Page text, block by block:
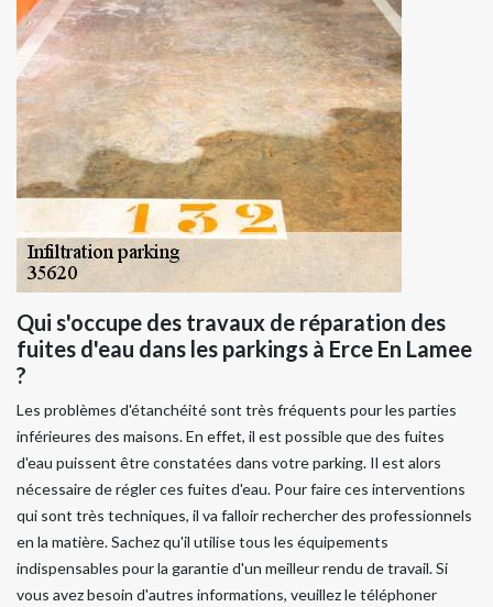
Qui s'occupe des travaux de réparation des
fuites d'eau dans les parkings à Erce En Lamee
?
Les problèmes d'étanchéité sont très fréquents pour les parties
inférieures des maisons. En effet, il est possible que des fuites
d'eau puissent être constatées dans votre parking. Il est alors
nécessaire de régler ces fuites d'eau. Pour faire ces interventions
qui sont très techniques, il va falloir rechercher des professionnels
en la matière. Sachez qu'il utilise tous les équipements
indispensables pour la garantie d'un meilleur rendu de travail. Si
vous avez besoin d'autres informations, veuillez le téléphoner